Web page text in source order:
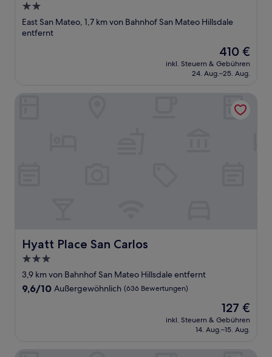
2.0-
Sterne-
Unterkunft
East San Mateo, 1,7 km von Bahnhof San Mateo Hillsdale
entfernt
Der
Preis
beträgt
410 €
inkl. Steuern & Gebühren
24. Aug.–25. Aug.
Hyatt Place San Carlos
Hyatt Place San Carlos
3.0-
Sterne-
Unterkunft
3,9 km von Bahnhof San Mateo Hillsdale entfernt
9.6
9,6/10 Außergewöhnlich (636 Bewertungen)
Der
Preis
beträgt
127 €
inkl. Steuern & Gebühren
14. Aug.–15. Aug.